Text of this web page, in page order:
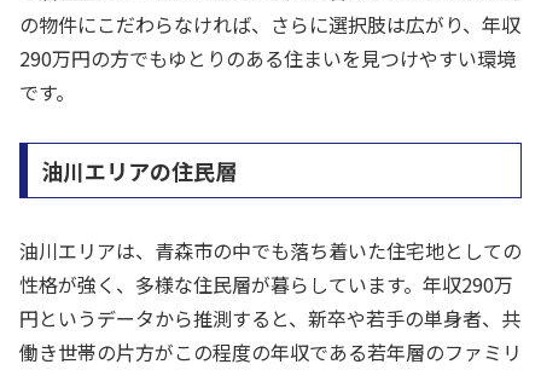
の物件にこだわらなければ、さらに選択肢は広がり、年収
290万円の方でもゆとりのある住まいを見つけやすい環境
です。
油川エリアの住民層
油川エリアは、青森市の中でも落ち着いた住宅地としての
性格が強く、多様な住民層が暮らしています。年収290万
円というデータから推測すると、新卒や若手の単身者、共
働き世帯の片方がこの程度の年収である若年層のファミリ